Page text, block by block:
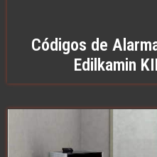
Códigos de
Edilkamin